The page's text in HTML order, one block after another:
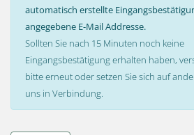
automatisch erstellte
angegebene E-Mail Addresse.
Sollten Sie nach 15 Minuten noch keine
Eingangsbestätigung erhalten haben,
bitte erneut oder setzen Sie sich auf
uns in Verbindung.